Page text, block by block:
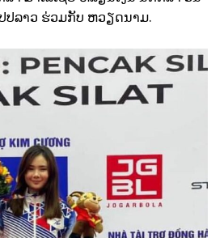
ປລາວ ຮ່ວມກັບ ຫວຽດນາມ.